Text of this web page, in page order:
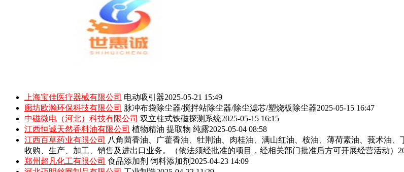
上海宝佳医疗器械有限公司 电动吸引器2025-05-21 15:49
廊坊欧瀚环保科技有限公司 脉冲布袋除尘器/搅拌站除尘器/除尘滤芯/塑烧板除尘器2025-05-15 16:47
中磁微电（河北）科技有限公司 双立柱式铁磁探测系统2025-05-15 16:15
江西恒诚天然香料油有限公司 植物精油 提取物 纯露2025-05-04 08:58
江西百草药业有限公司
八角茴香油、广藿香油、牡荆油、肉桂油、满山红油、桉油、薄荷素油、莪术油
收购、生产、加工、销售及进出口业务。（依法须经批准的项目，经相关部门批准后方可开展经营活动）
郑州超凡化工有限公司 食品添加剂 饲料添加剂 2025-04-23 14:09